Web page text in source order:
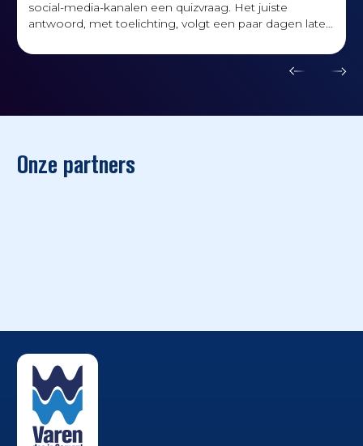
social-media-kanalen een quizvraag. Het juiste
antwoord, met toelichting, volgt een paar dagen later
Onze partners